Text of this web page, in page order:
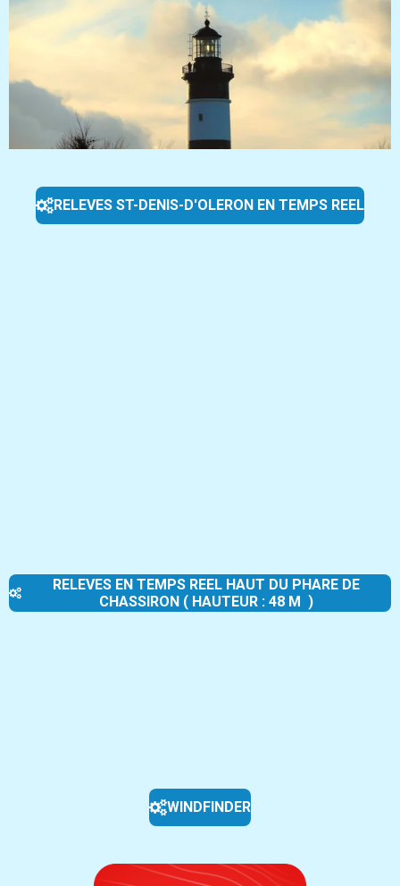
RELEVES ST-DENIS-D'OLERON EN TEMPS REEL
RELEVES EN TEMPS REEL HAUT DU PHARE DE
CHASSIRON ( HAUTEUR : 48 M )
WINDFINDER